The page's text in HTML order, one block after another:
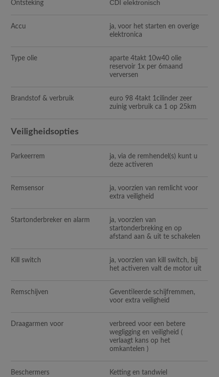
Ontsteking CDI elektronisch
Accu
ja, voor het starten en overige
elektronica
Type olie
aparte 4takt 10w40 olie
reservoir 1x per 6maand
verversen
Brandstof & verbruik
euro 98 4takt 1cilinder zeer
zuinig verbruik ca 1 op 25km
Veiligheidsopties
Parkeerrem
ja, via de remhendel(s) kunt u
deze activeren
Remsensor
ja, voorzien van remlicht voor
extra veiligheid
Startonderbreker en alarm
ja, voorzien van
startonderbreking en op
afstand aan & uit te schakelen
Kill switch
ja, voorzien van kill switch, bij
het activeren valt de motor uit
Remschijven
Geventileerde schijfremmen,
voor extra veiligheid
Draagarmen voor
verbreed voor een betere
wegligging en veiligheid (
verlaagt kans op het
omkantelen )
Beschermers
Ketting en tandwiel